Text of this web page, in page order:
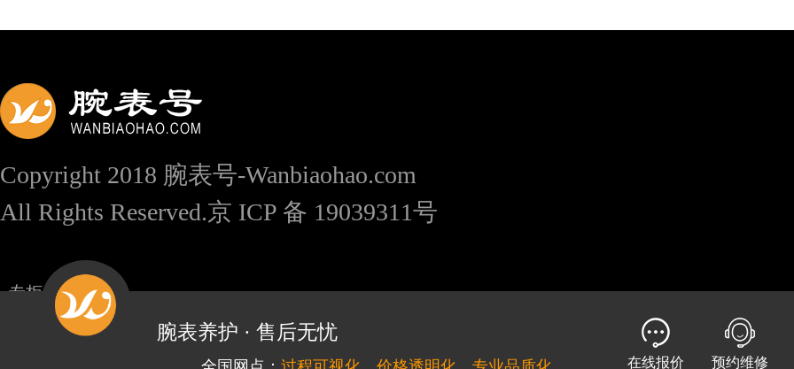
Copyright 2018 腕表号-Wanbiaohao.com
All Rights Reserved.京 ICP 备 19039311号
专柜信息
腕表养护 · 售后无忧
在线报价 预约维修